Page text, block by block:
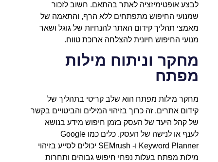
לבצע אופטימיזציה לאתר בהתאם. חשוב לזכור
שמנועי החיפוש מתפתחים ללא הרף, והתאמה של
מאמצי תהליך קידום האתר להנחיות של גוגל ושאר
מנועי החיפוש חיונית להצלחה ארוכת טווח.
מחקר וניתוח מילות
מפתח
מחקר מילות מפתח הוא שלב קריטי בתהליך של
קידום אתרים. זה כרוך בזיהוי המילים והביטויים בקשר
של קהל היעד של העסק בזמן חיפוש מידע בנושא
לענף או לנישה של העסק. כלים כמו Google
Keyword Planner ו- SEMrush יכולים לסייע בזיהוי
מילות מפתח בעלות נפחי חיפוש גבוהים ותחרות